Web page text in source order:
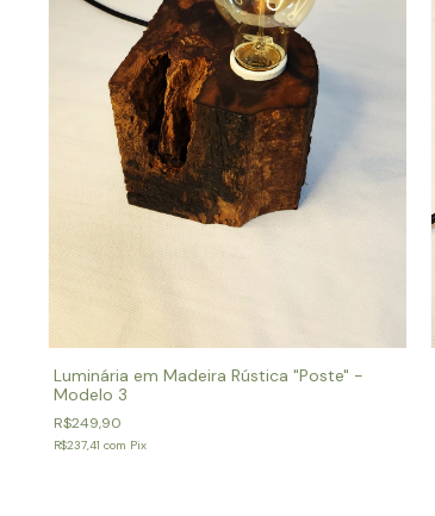
Luminária em Madeira Rústica "Poste" -
Modelo 3
R$249,90
R$237,41 com Pix